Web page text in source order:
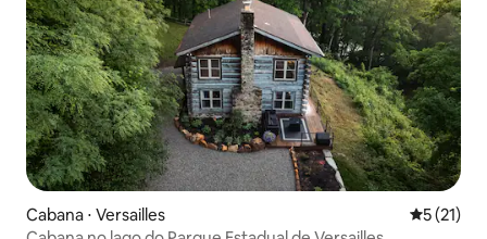
Cabana ⋅ Versailles 5 de uma
5 (21)